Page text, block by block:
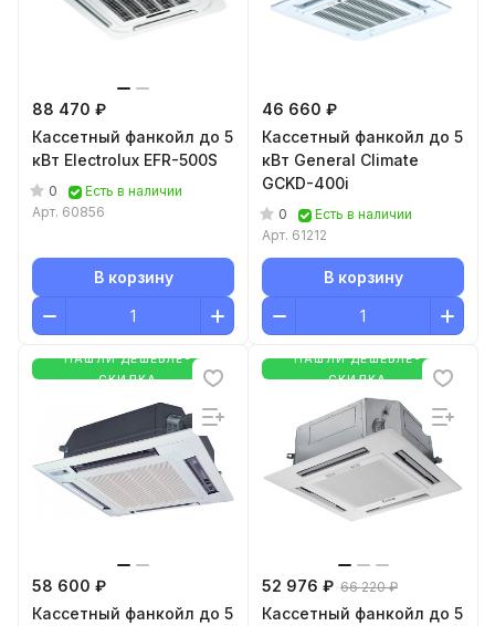
88 470 ₽
Кассетный фанкойл до 5
кВт Electrolux EFR-500S
0
Есть в наличии
Арт. 60856
В корзину
46 660 ₽
Кассетный фанкойл до 5
кВт General Climate
GCKD-400i
0
Есть в наличии
Арт. 61212
В корзину
НАШЛИ ДЕШЕВЛЕ-
СКИДКА
58 600 ₽
Кассетный фанкойл до 5
НАШЛИ ДЕШЕВЛЕ-
СКИДКА
52 976 ₽ 66 220 ₽
Кассетный фанкойл до 5